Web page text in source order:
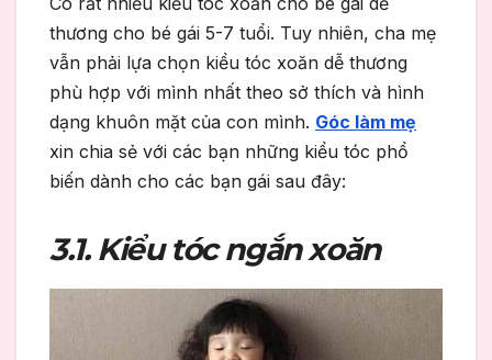
thương cho bé gái 5-7 tuổi. Tuy nhiên, cha mẹ
vẫn phải lựa chọn kiểu tóc xoăn dễ thương
phù hợp với mình nhất theo sở thích và hình
dạng khuôn mặt của con mình. Góc làm mẹ
xin chia sẻ với các bạn những kiểu tóc phổ
biến dành cho các bạn gái sau đây:
3.1. Kiểu tóc ngắn xoăn